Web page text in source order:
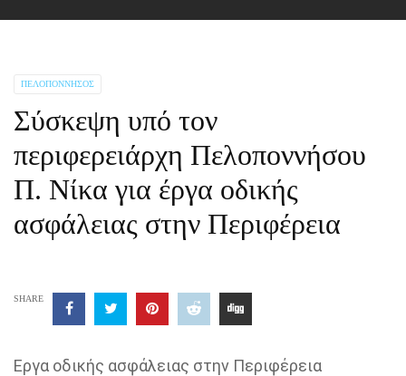
ΠΕΛΟΠΌΝΝΗΣΟΣ
Σύσκεψη υπό τον
περιφερειάρχη Πελοποννήσου
Π. Νίκα για έργα οδικής
ασφάλειας στην Περιφέρεια
SHARE
Εργα οδικής ασφάλειας στην Περιφέρεια